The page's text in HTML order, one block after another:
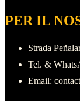
PER IL
Strada
Tel. &
Email: